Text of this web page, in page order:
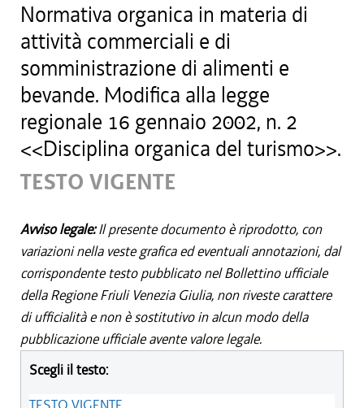
Normativa organica in materia di
attività commerciali e di
somministrazione di alimenti e
bevande. Modifica alla legge
regionale 16 gennaio 2002, n. 2
<<Disciplina organica del turismo>>.
TESTO VIGENTE
Avviso legale:Il presente documento è riprodotto, con
variazioni nella veste grafica ed eventuali annotazioni, dal
corrispondente testo pubblicato nel Bollettino ufficiale
della Regione Friuli Venezia Giulia, non riveste carattere
di ufficialità e non è sostitutivo in alcun modo della
pubblicazione ufficiale avente valore legale.
Scegli il testo: